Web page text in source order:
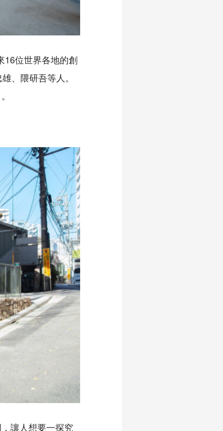
16位世界各地的創
、隈研吾等人。
讓人想要一探究